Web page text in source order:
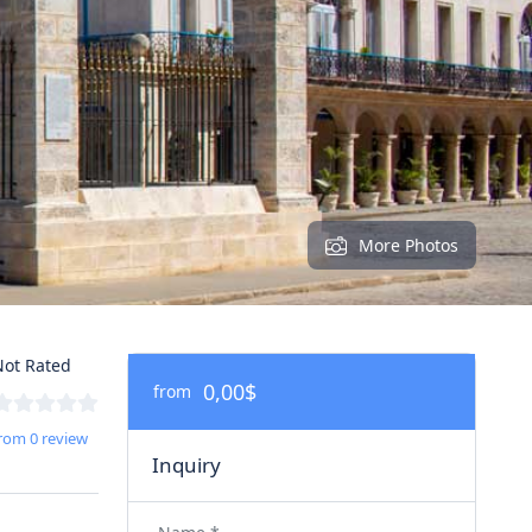
More Photos
Rated
0 review
from 0,00$
Inquiry